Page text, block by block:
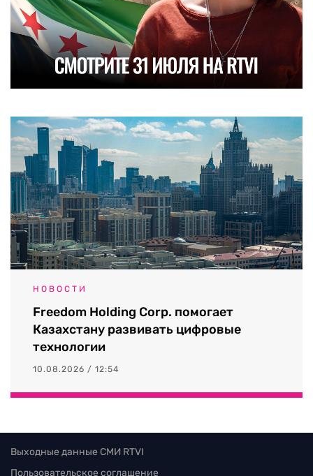
НОВОСТИ
Freedom Holding Corp. помогает
Казахстану развивать цифровые
технологии
10.08.2026 / 12:54
Выходные данные СМИ RTVI
Пользовательское соглашение